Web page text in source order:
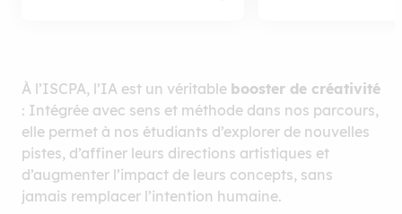
publicitaires d’un nouveau genre.
Après l’apprentissage classique des
outils créatifs, ils découvrent ainsi
comment optimiser leur création
grâce à un workflow IA spécifique
qui est mis à leur disposition. Ces
modules pédagogiques ont pour
objectif de former les étudiants aux
réalités d’un secteur en pleine
mutation. Au-delà de la théorie, ils
campagnes publicitaires
nouveau genre. Après
l’apprentissage
créatifs, ils découvrent
comment optimiser leur
grâce à un workflow IA
qui est mis à leur
modules pédagogiques
objectif de former les
réalités d’un secteur en
À l’ISCPA, l’IA est un véritable booster de créativité
: Intégrée avec sens et méthode dans nos parcours,
elle permet à nos étudiants d’explorer de nouvelles
pistes, d’affiner leurs directions artistiques et
d’augmenter l’impact de leurs concepts, sans
jamais remplacer l’intention humaine.